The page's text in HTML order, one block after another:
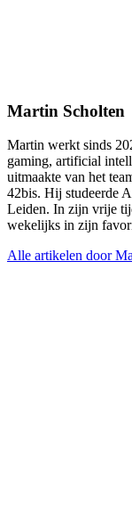
Martin Scholten
Martin werkt sinds
gaming, artificial
uitmaakte van het
42bis. Hij studeerde
Leiden. In zijn vrije
wekelijks in zijn
Alle artikelen door